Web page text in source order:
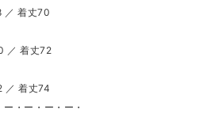
／ 着丈70
／ 着丈72
／ 着丈74
・ー・ー・ー・